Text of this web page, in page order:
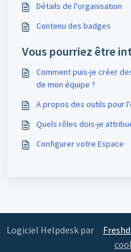
Détails de l'organisation
Contenu des badges
Vous pourriez être
Comment puis-je créer
de mon équipe ?
A propos des outils pour
Quels rôles dois-je
Configurer votre Espace
Logiciel Helpdesk par